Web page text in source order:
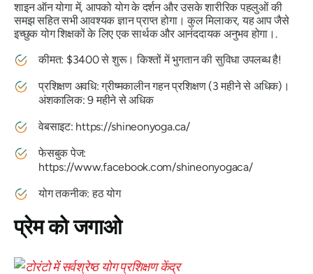
शाइन ऑन योगा में, आपको योग के दर्शन और उसके शारीरिक पहलुओं की
समझ सहित सभी आवश्यक ज्ञान प्राप्त होगा। कुल मिलाकर, यह आप जैसे
इच्छुक योग शिक्षकों के लिए एक सार्थक और आनंददायक अनुभव होगा।.
कीमत: $3400 से शुरू। किश्तों में भुगतान की सुविधा उपलब्ध है!
प्रशिक्षण अवधि: ग्रीष्मकालीन गहन प्रशिक्षण (3 महीने से अधिक)।
अंशकालिक: 9 महीने से अधिक
वेबसाइट: https://shineonyoga.ca/
फेसबुक पेज:
https://www.facebook.com/shineonyogaca/
योग तकनीक: हठ योग
प्रेम को जगाओ